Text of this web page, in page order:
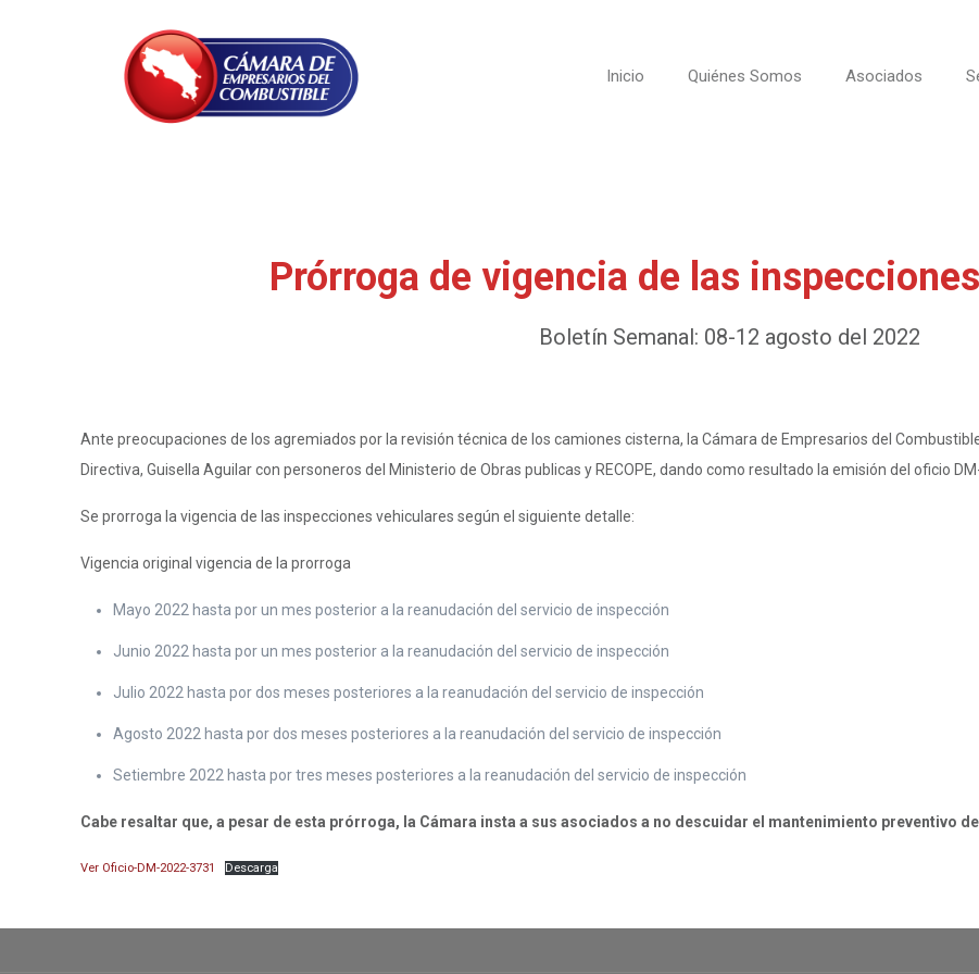
Inicio Quiénes Somos Asociados
Prórroga de vigencia de las
Boletín Semanal: 08-12 agosto del 2022
Ante preocupaciones de los agremiados por la revisión técnica de los camiones cisterna, la Cámara de Empresarios del
Directiva, Guisella Aguilar con personeros del Ministerio de Obras publicas y RECOPE, dando como resultado la emisión del oficio
Se prorroga la vigencia de las inspecciones vehiculares según el siguiente detalle:
Vigencia original vigencia de la prorroga
Mayo 2022 hasta por un mes posterior a la reanudación del servicio de inspección
Junio 2022 hasta por un mes posterior a la reanudación del servicio de inspección
Julio 2022 hasta por dos meses posteriores a la reanudación del servicio de inspección
Agosto 2022 hasta por dos meses posteriores a la reanudación del servicio de inspección
Setiembre 2022 hasta por tres meses posteriores a la reanudación del servicio de inspección
Cabe resaltar que, a pesar de esta prórroga, la Cámara insta a sus asociados a no descuidar el mantenimiento preventivo
Ver Oficio-DM-2022-3731 Descarga